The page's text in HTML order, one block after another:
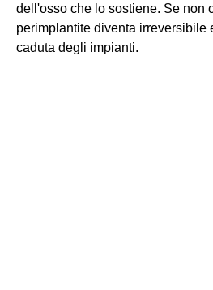
dell'osso che lo sostiene. Se non
perimplantite diventa irreversibile
caduta degli impianti.